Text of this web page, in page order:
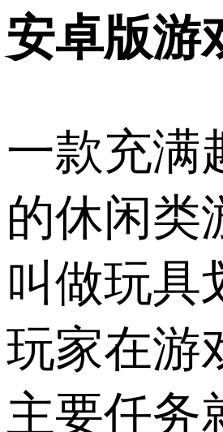
安卓版游
一款充满
的休闲类
叫做玩具
玩家在游
主要任务